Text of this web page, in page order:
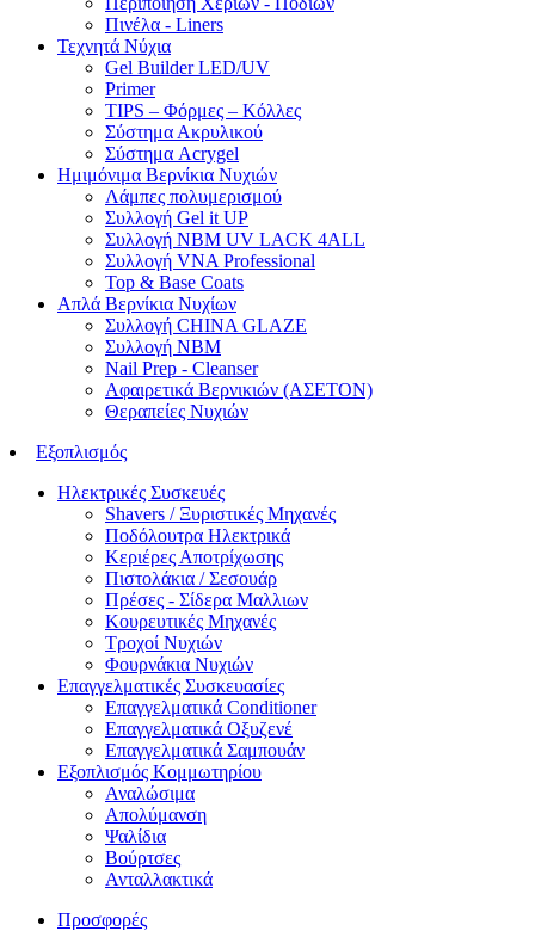
Πινέλα - Liners
Τεχνητά Νύχια
Gel Builder LED/UV
Primer
TIPS – Φόρμες – Κόλλες
Σύστημα Ακρυλικού
Σύστημα Acrygel
Ημιμόνιμα Βερνίκια Νυχιών
Λάμπες πολυμερισμού
Συλλογή Gel it UP
Συλλογή NBM UV LACK 4ALL
Συλλογή VNA Professional
Top & Base Coats
Απλά Βερνίκια Νυχίων
Συλλογή CHINA GLAZE
Συλλογή NBM
Nail Prep - Cleanser
Αφαιρετικά Βερνικιών (ΑΣΕΤΟΝ)
Θεραπείες Νυχιών
Εξοπλισμός
Ηλεκτρικές Συσκευές
Shavers / Ξυριστικές Μηχανές
Ποδόλουτρα Ηλεκτρικά
Κεριέρες Αποτρίχωσης
Πιστολάκια / Σεσουάρ
Πρέσες - Σίδερα Μαλλιων
Κουρευτικές Μηχανές
Τροχοί Νυχιών
Φουρνάκια Νυχιών
Επαγγελματικές Συσκευασίες
Επαγγελματικά Conditioner
Επαγγελματικά Oξυζενέ
Επαγγελματικά Σαμπουάν
Εξοπλισμός Κομμωτηρίου
Αναλώσιμα
Απολύμανση
Ψαλίδια
Βούρτσες
Ανταλλακτικά
Προσφορές